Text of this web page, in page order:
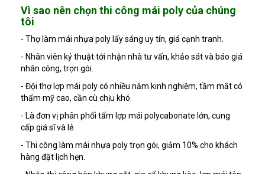
Vì sao nên chọn thi công mái poly của chúng
tôi
- Thợ làm mái nhựa poly lấy sáng uy tín, giá cạnh tranh.
- Nhân viên kỷ thuật tới nhận nhà tư vấn, khảo sát và báo giá
nhân công, trọn gói.
- Đội thợ lợp mái poly có nhiều năm kinh nghiệm, tầm mắt có
thẩm mỹ cao, cần cù chịu khó.
- Là đơn vị phân phối tấm lợp mái polycabonate lớn, cung
cấp giá sĩ và lẻ.
- Thi công làm mái nhựa poly trọn gói, giảm 10% cho khách
hàng đặt lịch hẹn.